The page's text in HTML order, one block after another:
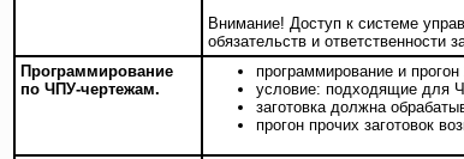
Внимание! Доступ к системе
обязательств и ответственности
Программирование
по ЧПУ-чертежам.
программирование и прогон
условие: подходящие для
заготовка должна
прогон прочих заготовок